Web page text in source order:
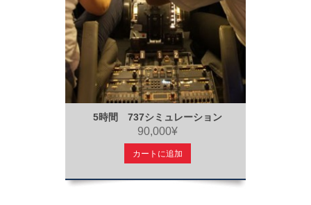
5時間 737シミュレーション
90,000¥
カートに追加